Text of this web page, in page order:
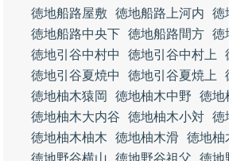
徳地船路屋敷
徳地船路上河内
徳
徳地船路中央下 徳地船路間方 徳
徳地引谷中村中
徳地引谷中村上
徳地引谷夏焼中
徳地引谷夏焼上
徳地柚木猿岡
徳地柚木中野
徳地
徳地柚木大内谷
徳地柚木小対 徳
徳地柚木柚木
徳地柚木滑 徳地柚
徳地野谷横山
徳地野谷祖父 徳地